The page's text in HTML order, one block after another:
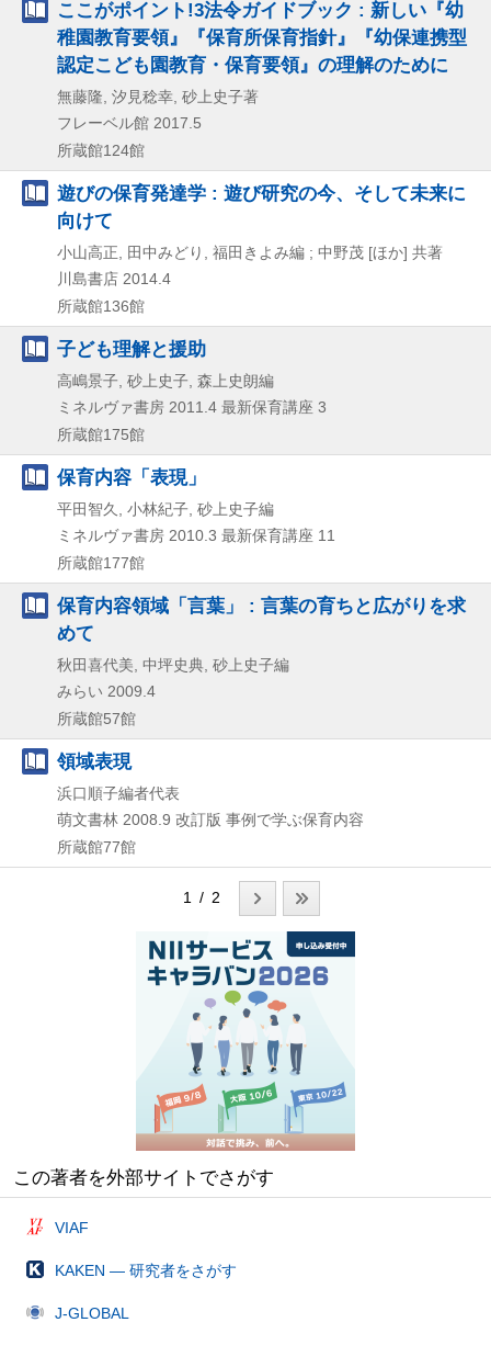
ここがポイント!3法令ガイドブック : 新しい『幼
稚園教育要領』『保育所保育指針』『幼保連携型
認定こども園教育・保育要領』の理解のために
無藤隆, 汐見稔幸, 砂上史子著
フレーベル館 2017.5
所蔵館124館
遊びの保育発達学 : 遊び研究の今、そして未来に
向けて
小山高正, 田中みどり, 福田きよみ編 ; 中野茂 [ほか] 共著
川島書店 2014.4
所蔵館136館
子ども理解と援助
高嶋景子, 砂上史子, 森上史朗編
ミネルヴァ書房 2011.4 最新保育講座 3
所蔵館175館
保育内容「表現」
平田智久, 小林紀子, 砂上史子編
ミネルヴァ書房 2010.3 最新保育講座 11
所蔵館177館
保育内容領域「言葉」 : 言葉の育ちと広がりを求
めて
秋田喜代美, 中坪史典, 砂上史子編
みらい 2009.4
所蔵館57館
領域表現
浜口順子編者代表
萌文書林 2008.9 改訂版 事例で学ぶ保育内容
所蔵館77館
1 / 2
この著者を外部サイトでさがす
VIAF
KAKEN — 研究者をさがす
J-GLOBAL